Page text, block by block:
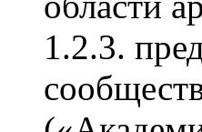
1.2.3.